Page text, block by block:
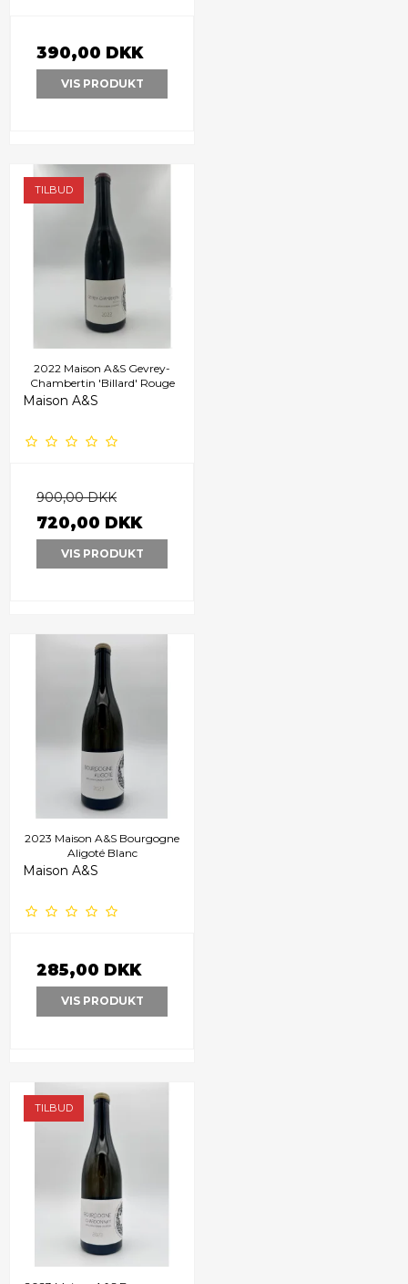
390,00 DKK
VIS PRODUKT
TILBUD
2022 Maison A&S Gevrey-
Chambertin 'Billard' Rouge
Maison A&S
900,00 DKK
720,00 DKK
VIS PRODUKT
2023 Maison A&S Bourgogne
Aligoté Blanc
Maison A&S
285,00 DKK
VIS PRODUKT
TILBUD